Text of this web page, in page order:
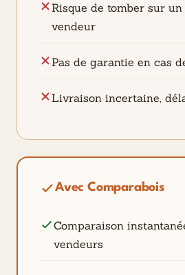
Risque de tomber sur
vendeur
Pas de garantie en cas
Livraison incertaine,
Avec Comparabois
Comparaison
vendeurs